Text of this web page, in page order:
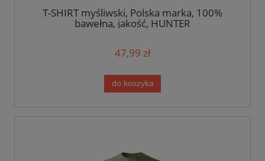
T-SHIRT myśliwski, Polska marka, 100%
bawełna, jakość, HUNTER
47,99 zł
do koszyka